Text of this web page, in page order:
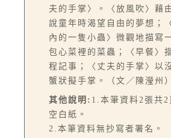
夫的手掌〉。〈放風吹〉藉
說童年時渴望自由的夢想；
內的一隻小蟲〉微觀地描寫
包心菜裡的菜蟲；〈早餐〉
程記事；〈丈夫的手掌〉以
蟹狀擬手掌。（文／陳瀅州）
其他說明: 1.本筆資料2張共2
空白紙。
2.本筆資料無抄寫者署名。